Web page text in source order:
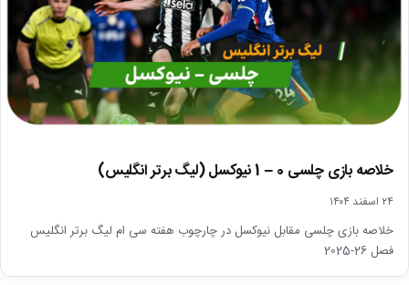
خلاصه بازی چلسی 0 – 1 نیوکسل (لیگ برتر انگلیس)
۲۴ اسفند ۱۴۰۴
خلاصه بازی چلسی مقابل نیوکسل در چارچوب هفته سی ام لیگ برتر انگلیس
فصل 26-2025